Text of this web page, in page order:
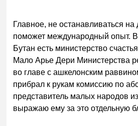
Главное, не останавливаться на
поможет международный опыт.
Бутан есть министерство
Мало Арье Дери Министерства
во главе с ашкелонским
прибрал к рукам комиссию по
представитель малых народов
выражаю ему за это отдельную